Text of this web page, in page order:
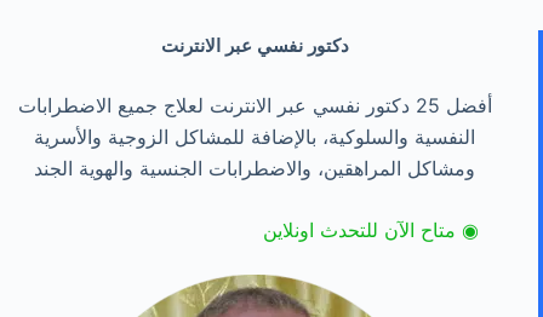
دكتور نفسي عبر الانترنت
أفضل 25 دكتور نفسي عبر الانترنت لعلاج جميع الاضطرابات
النفسية والسلوكية، بالإضافة للمشاكل الزوجية والأسرية
ومشاكل المراهقين، والاضطرابات الجنسية والهوية الجند
◉ متاح الآن للتحدث اونلاين